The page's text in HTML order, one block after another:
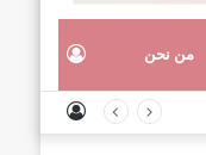
من نحن